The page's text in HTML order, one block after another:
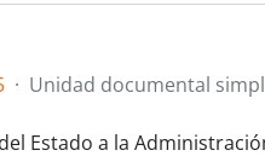
· Unidad documental
Estado a la